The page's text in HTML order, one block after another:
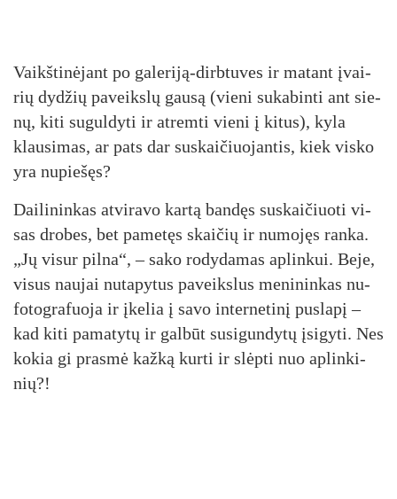
Vaikš­ti­nė­jant po ga­le­ri­ją-dirb­tu­ves ir ma­tant įvai­
rių dy­džių pa­veiks­lų gau­są (vie­ni su­ka­bin­ti ant sie­
nų, ki­ti su­gul­dy­ti ir at­rem­ti vie­ni į ki­tus), ky­la
klau­si­mas, ar pa­ts dar su­skai­čiuo­jan­tis, kiek vis­ko
yra nu­pie­šęs?
Dai­li­nin­kas at­vi­ra­vo kar­tą ban­dęs su­skai­čiuo­ti vi­
sas dro­bes, bet pa­me­tęs skai­čių ir nu­mo­jęs ran­ka.
„Jų vi­sur pil­na“, – sa­ko ro­dy­da­mas ap­lin­kui. Be­je,
vi­sus nau­jai nu­ta­py­tus pa­veiks­lus me­ni­nin­kas nu­
fo­tog­ra­fuo­ja ir įke­lia į sa­vo in­ter­ne­ti­nį pus­la­pį –
kad ki­ti pa­ma­ty­tų ir gal­būt su­si­gun­dy­tų įsi­gy­ti. Nes
ko­kia gi pra­smė kaž­ką kur­ti ir slėp­ti nuo ap­lin­ki­
nių?!